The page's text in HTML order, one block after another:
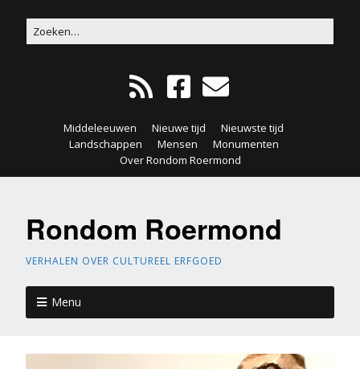
Middeleeuwen Nieuwe tijd
Nieuwste tijd
Landschappen
Mensen
Monumenten
Over Rondom Roermond
Rondom Roermond
VERHALEN OVER CULTUREEL ERFGOED
Menu